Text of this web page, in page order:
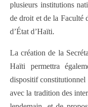
plusieurs institutions
de droit et de la Faculté
d’État d’Haïti.
La création de la
Haïti permettra
dispositif constitutionnel
avec la tradition des